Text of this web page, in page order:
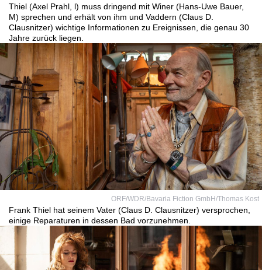
Thiel (Axel Prahl, l) muss dringend mit Winer (Hans-Uwe Bauer,
M) sprechen und erhält von ihm und Vaddern (Claus D.
Clausnitzer) wichtige Informationen zu Ereignissen, die genau 30
Jahre zurück liegen.
ORF/WDR/Bavaria Fiction GmbH/Thomas Kost
Frank Thiel hat seinem Vater (Claus D. Clausnitzer) versprochen,
einige Reparaturen in dessen Bad vorzunehmen.